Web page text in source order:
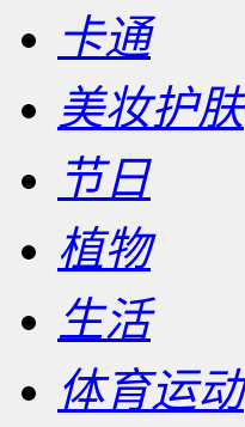
卡通
美妆护肤
节日
植物
生活
体育运动